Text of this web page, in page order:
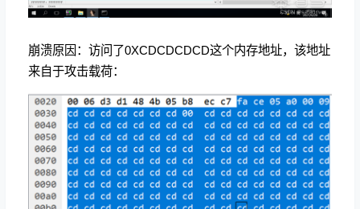
崩溃原因：访问了0XCDCDCDCD这个内存地址，该地址
来自于攻击载荷：